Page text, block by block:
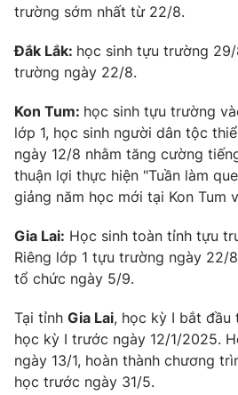
trường sớm nhất từ 22/8.
Đắk Lắk: học sinh tựu trường
trường ngày 22/8.
Kon Tum: học sinh tựu trường
lớp 1, học sinh người dân tộc
ngày 12/8 nhằm tăng cường
thuận lợi thực hiện "Tuần làm
giảng năm học mới tại Kon Tum
Gia Lai: Học sinh toàn tỉnh tựu
Riêng lớp 1 tựu trường ngày 22/
tổ chức ngày 5/9.
Tại tỉnh Gia Lai, học kỳ I bắt
học kỳ I trước ngày 12/1/2025.
ngày 13/1, hoàn thành chương
học trước ngày 31/5.